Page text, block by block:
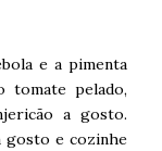
e a pimenta
tomate pelado,
a gosto.
gosto e cozinhe